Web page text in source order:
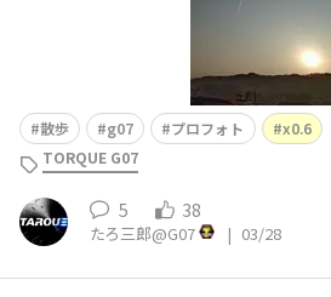
散歩 g07 プロフォト
x0.6
TORQUE G07
5 38
たろ三郎@G07 | 03/28